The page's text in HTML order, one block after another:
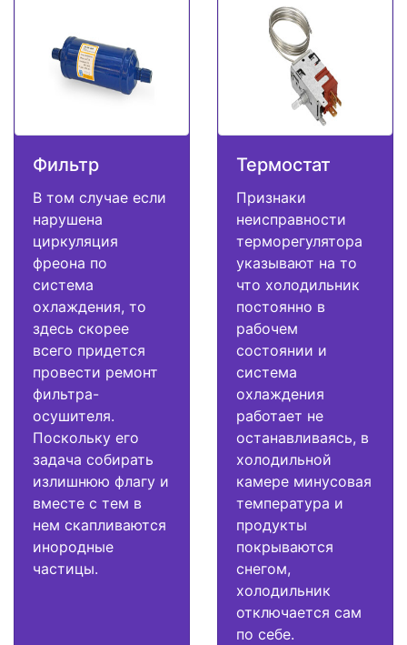
Фильтр
В том случае если
нарушена
циркуляция
фреона по
система
охлаждения, то
здесь скорее
всего придется
провести ремонт
фильтра-
осушителя.
Поскольку его
задача собирать
излишнюю флагу и
вместе с тем в
нем скапливаются
инородные
частицы.
Термостат
Признаки
неисправности
терморегулятора
указывают на то
что холодильник
постоянно в
рабочем
состоянии и
система
охлаждения
работает не
останавливаясь, в
холодильной
камере минусовая
температура и
продукты
покрываются
снегом,
холодильник
отключается сам
по себе.